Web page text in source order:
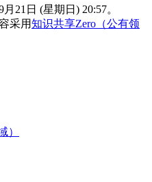
21日 (星期日) 20:57。
采用知识共享Zero（公有领